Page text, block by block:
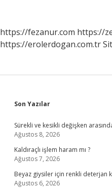
https://fezanur.com https://
https://erolerdogan.com.tr
Sidebar
Son Yazılar
Sürekli ve kesikli değişken
Ağustos 8, 2026
Kaldıraçlı işlem haram mı ?
Ağustos 7, 2026
Beyaz giysiler için renkli deterjan
Ağustos 6, 2026